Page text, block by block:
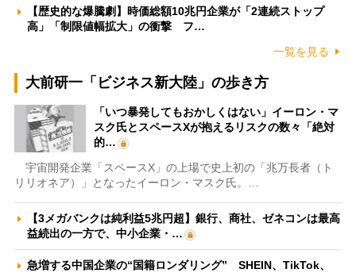
【歴史的な爆騰劇】時価総額10兆円企業が「2連続ストップ
高」「制限値幅拡大」の衝撃 フ…
一覧を見る
大前研一「ビジネス新大陸」の歩き方
「いつ暴発してもおかしくはない」イーロン・マ
スク氏とスペースXが抱えるリスクの数々「絶対
的…
宇宙開発企業「スペースX」の上場で史上初の「兆万長者（ト
リリオネア）」となったイーロン・マスク氏。…
【3メガバンクは純利益5兆円超】銀行、商社、ゼネコンは最高
益続出の一方で、中小企業・…
急増する中国企業の“国籍ロンダリング” SHEIN、TikTok、